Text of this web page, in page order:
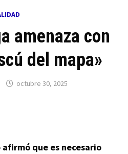
amenaza con
del mapa»
octubre 30, 2025
que es necesario